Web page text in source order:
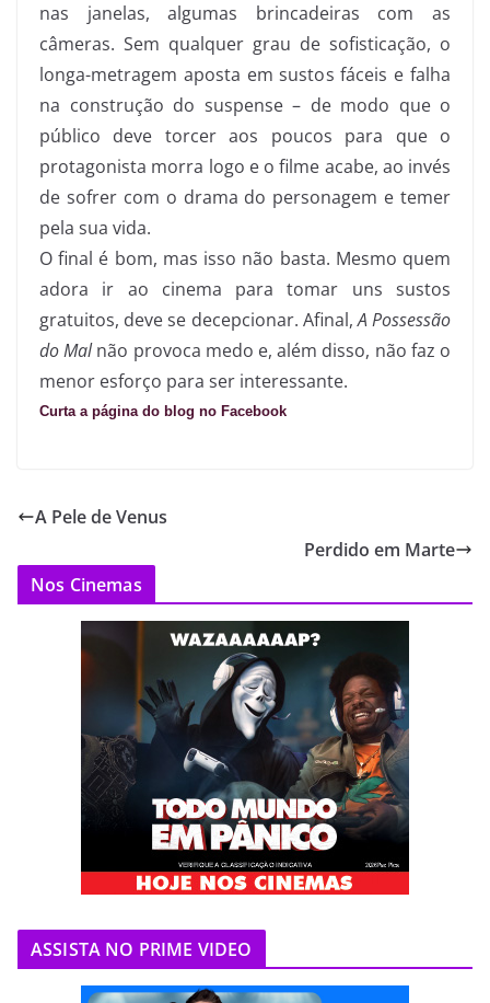
nas janelas, algumas brincadeiras com as
câmeras. Sem qualquer grau de sofisticação, o
longa-metragem aposta em sustos fáceis e falha
na construção do suspense – de modo que o
público deve torcer aos poucos para que o
protagonista morra logo e o filme acabe, ao invés
de sofrer com o drama do personagem e temer
pela sua vida.
O final é bom, mas isso não basta. Mesmo quem
adora ir ao cinema para tomar uns sustos
gratuitos, deve se decepcionar. Afinal,A Possessão
do Malnão provoca medo e, além disso, não faz o
menor esforço para ser interessante.
Curta a página do blog no Facebook
A Pele de Venus
Perdido em Marte
Nos Cinemas
ASSISTA NO PRIME VIDEO